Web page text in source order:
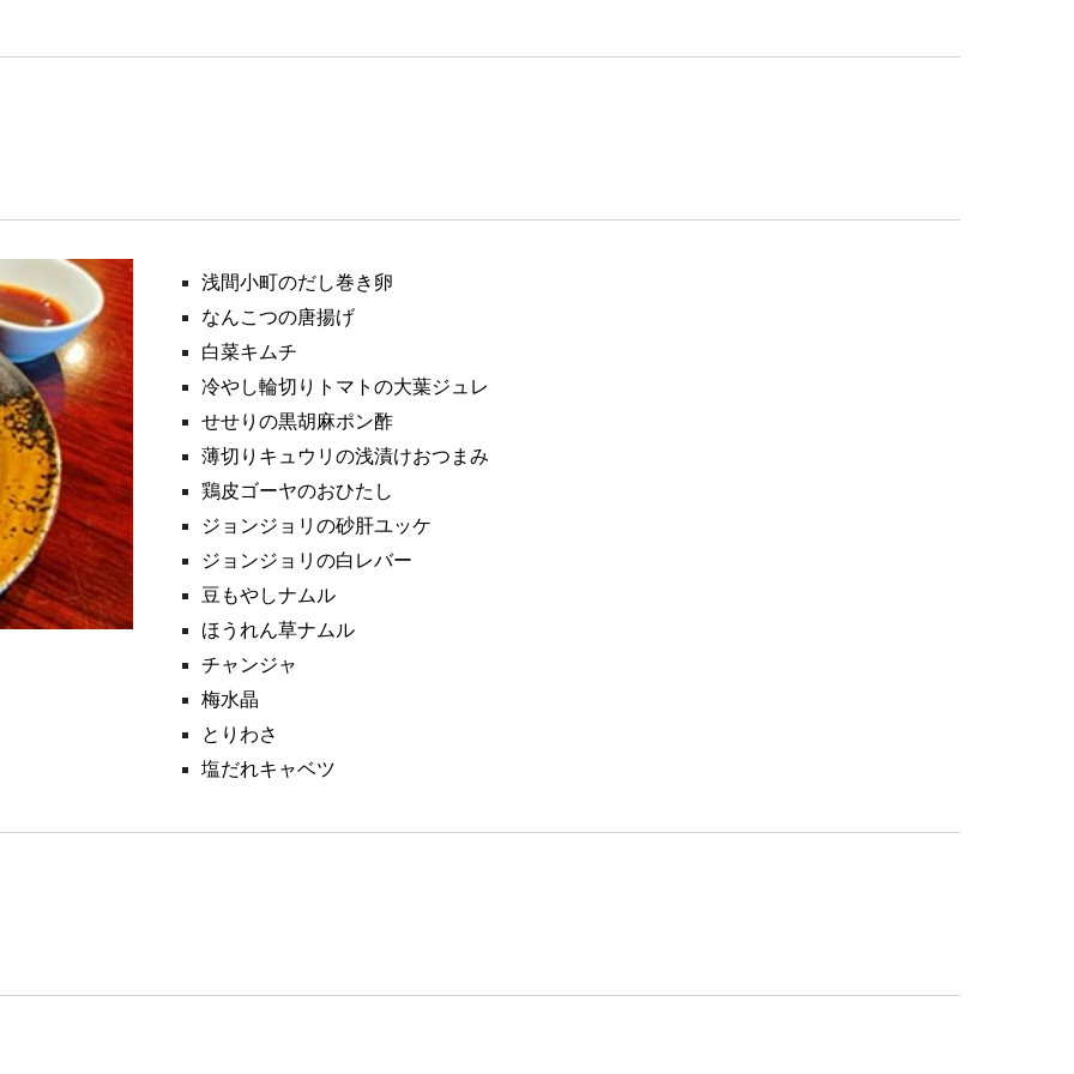
浅間小町のだし巻き卵
なんこつの唐揚げ
白菜キムチ
冷やし輪切りトマトの大葉ジュレ
せせりの黒胡麻ポン酢
薄切りキュウリの浅漬けおつまみ
鶏皮ゴーヤのおひたし
ジョンジョリの砂肝ユッケ
ジョンジョリの白レバー
豆もやしナムル
ほうれん草ナムル
チャンジャ
梅水晶
とりわさ
塩だれキャベツ